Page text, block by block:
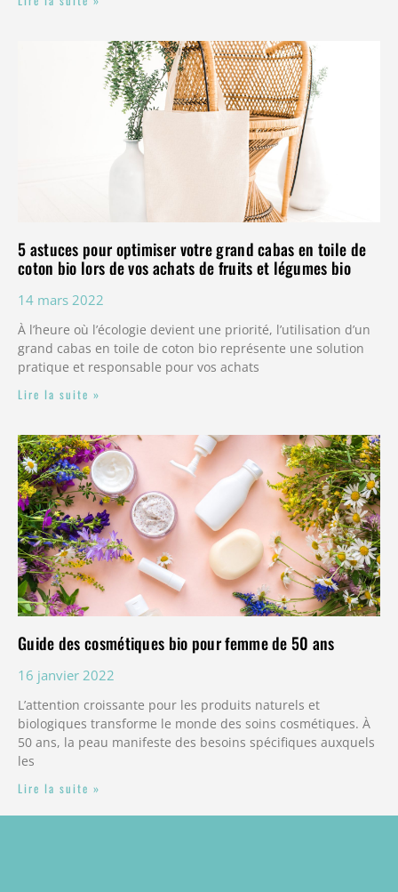
5 astuces pour optimiser votre grand cabas en toile de
coton bio lors de vos achats de fruits et légumes bio
14 mars 2022
À l’heure où l’écologie devient une priorité, l’utilisation d’un
grand cabas en toile de coton bio représente une solution
pratique et responsable pour vos achats
Lire la suite »
Guide des cosmétiques bio pour femme de 50 ans
16 janvier 2022
L’attention croissante pour les produits naturels et
biologiques transforme le monde des soins cosmétiques. À
50 ans, la peau manifeste des besoins spécifiques auxquels
les
Lire la suite »